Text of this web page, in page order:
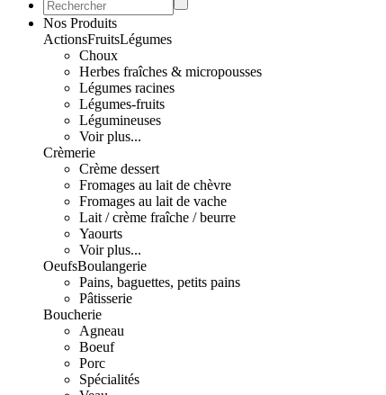
Nos Produits
ActionsFruitsLégumes
Choux
Herbes fraîches & micropousses
Légumes racines
Légumes-fruits
Légumineuses
Voir plus...
Crèmerie
Crème dessert
Fromages au lait de chèvre
Fromages au lait de vache
Lait / crème fraîche / beurre
Yaourts
Voir plus...
OeufsBoulangerie
Pains, baguettes, petits pains
Pâtisserie
Boucherie
Agneau
Boeuf
Porc
Spécialités